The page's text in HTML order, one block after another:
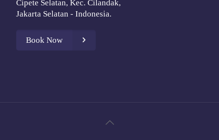
Cipete Selatan, Kec. Cilandak,
Jakarta Selatan - Indonesia.
Book Now